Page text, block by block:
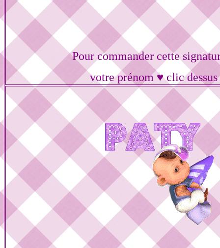
Pour commander cette
votre prénom ♥ clic dessus